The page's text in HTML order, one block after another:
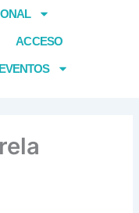
ACCESO
EVENTOS